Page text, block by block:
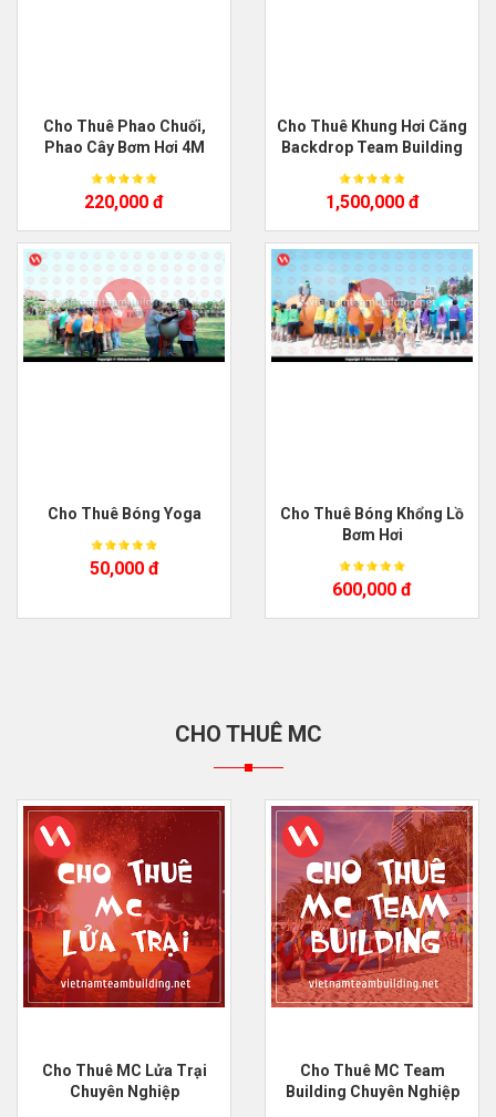
Cho Thuê Phao Chuối,
Phao Cây Bơm Hơi 4M
220,000 đ
Cho Thuê Khung Hơi Căng
Backdrop Team Building
1,500,000 đ
Cho Thuê Bóng Yoga
50,000 đ
Cho Thuê Bóng Khổng Lồ
Bơm Hơi
600,000 đ
CHO THUÊ MC
Cho Thuê MC Lửa Trại
Chuyên Nghiệp
Cho Thuê MC Team
Building Chuyên Nghiệp